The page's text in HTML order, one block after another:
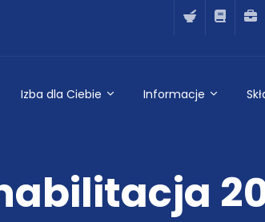
Izba dla Ciebie Informacje